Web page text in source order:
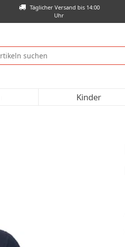
Täglicher Versand bis 14:00
Uhr
Kinder